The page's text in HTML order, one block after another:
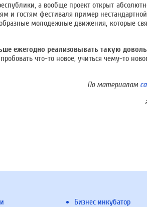
а вообще проект открыт
и гостям фестиваля пример
молодежные движения, которые
ежегодно реализовывать такую
что-то новое, учиться чему-то
По материалам
Бизнес инкубатор